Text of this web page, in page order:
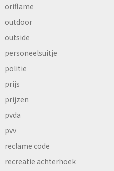
oriflame
outdoor
outside
personeelsuitje
politie
prijs
prijzen
pvda
pvv
reclame code
recreatie achterhoek